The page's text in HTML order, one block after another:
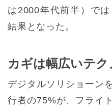
は2000年代前半）で
結果となった。
カギは幅広いテ
デジタルソリショーン
行者の75%が、フライ